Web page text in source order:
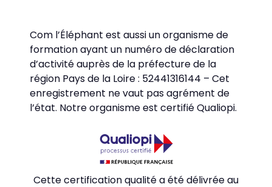
Com l’Éléphant est aussi un organisme de
formation ayant un numéro de déclaration
d’activité auprès de la préfecture de la
région Pays de la Loire : 52441316144 – Cet
enregistrement ne vaut pas agrément de
l’état​. Notre organisme est certifié Qualiopi.
Cette certification qualité a été délivrée au